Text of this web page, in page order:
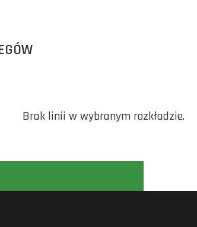
Brak linii w wybranym rozkładzie.